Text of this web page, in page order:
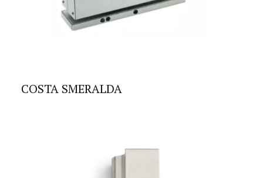
COSTA SMERALDA